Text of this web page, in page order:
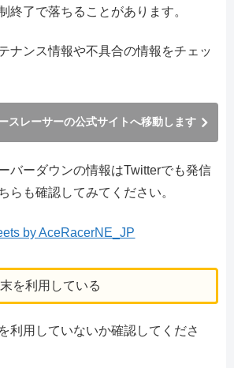
終了で落ちることがあります。
ナンス情報や不具合の情報をチェッ
スレーサーの公式サイトへ移動します
バーダウンの情報はTwitterでも発信
らも確認してみてください。
by AceRacerNE_JP
を利用している
利用していないか確認してくださ